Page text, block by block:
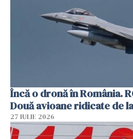
Încă o dronă în România.
Două avioane ridicate de
27 IULIE 2026